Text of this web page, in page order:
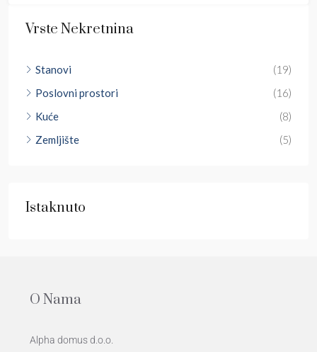
Vrste Nekretnina
Stanovi
(19)
Poslovni prostori
(16)
Kuće
(8)
Zemljište
(5)
Istaknuto
O Nama
Alpha domus d.o.o.